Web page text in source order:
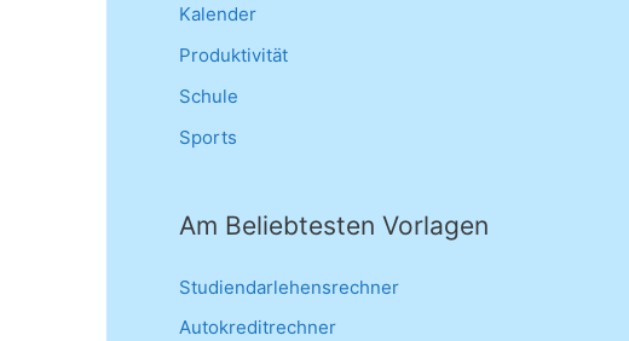
Kalender
Produktivität
Schule
Sports
Am Beliebtesten Vorlagen
Studiendarlehensrechner
Autokreditrechner